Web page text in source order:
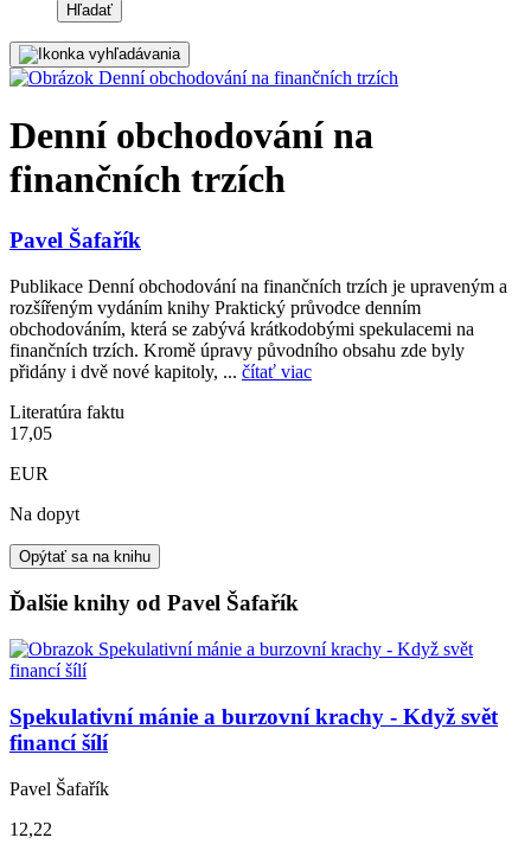
Hľadať
Denní obchodování na
finančních trzích
Pavel Šafařík
Publikace Denní obchodování na finančních trzích je upraveným a
rozšířeným vydáním knihy Praktický průvodce denním
obchodováním, která se zabývá krátkodobými spekulacemi na
finančních trzích. Kromě úpravy původního obsahu zde byly
přidány i dvě nové kapitoly, ... čítať viac
Literatúra faktu
17,05
EUR
Na dopyt
Opýtať sa na knihu
Ďalšie knihy od Pavel Šafařík
Spekulativní mánie a burzovní krachy - Když svět
financí šílí
Pavel Šafařík
12,22